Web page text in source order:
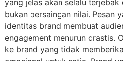
yang jelas akan selalu terjebak
bukan persaingan nilai. Pesan
identitas brand membuat
engagement menurun drastis.
ke brand yang tidak